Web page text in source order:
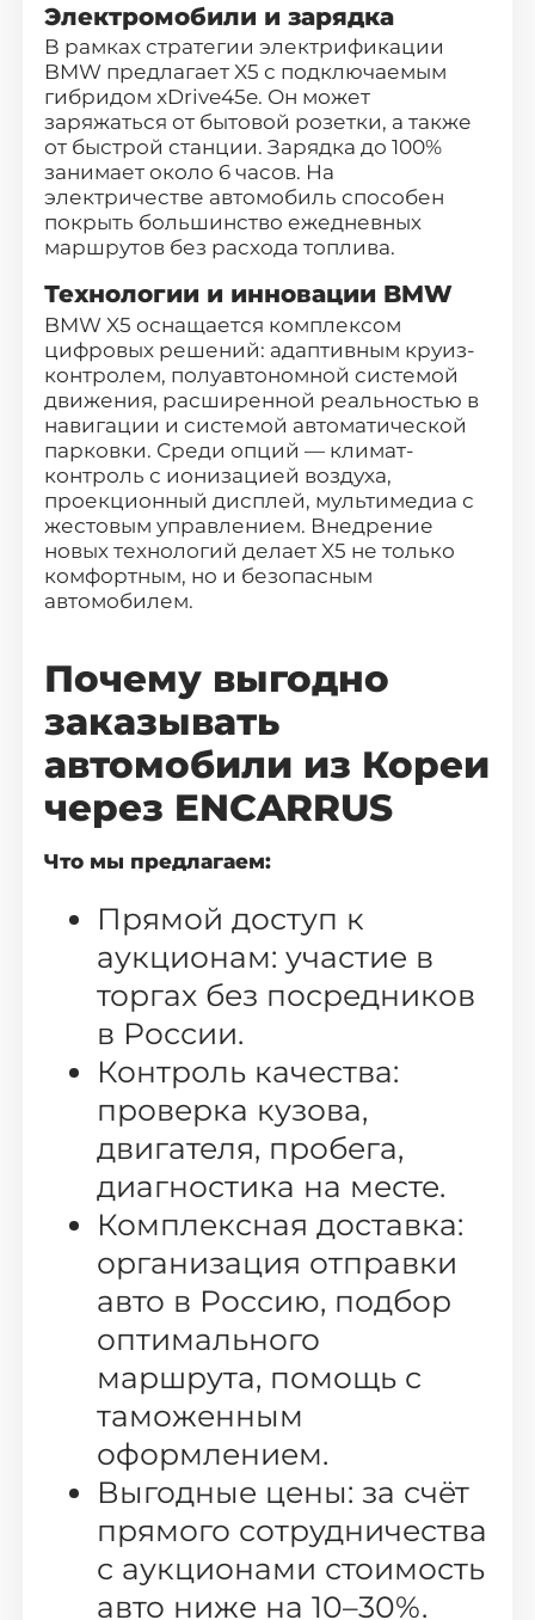
Электромобили и зарядка
В рамках стратегии электрификации
BMW предлагает X5 с подключаемым
гибридом xDrive45e. Он может
заряжаться от бытовой розетки, а также
от быстрой станции. Зарядка до 100%
занимает около 6 часов. На
электричестве автомобиль способен
покрыть большинство ежедневных
маршрутов без расхода топлива.
Технологии и инновации BMW
BMW X5 оснащается комплексом
цифровых решений: адаптивным круиз-
контролем, полуавтономной системой
движения, расширенной реальностью в
навигации и системой автоматической
парковки. Среди опций — климат-
контроль с ионизацией воздуха,
проекционный дисплей, мультимедиа с
жестовым управлением. Внедрение
новых технологий делает X5 не только
комфортным, но и безопасным
автомобилем.
Почему выгодно
заказывать
автомобили из Кореи
через ENCARRUS
Что мы предлагаем:
Прямой доступ к
аукционам: участие в
торгах без посредников
в России.
Контроль качества:
проверка кузова,
двигателя, пробега,
диагностика на месте.
Комплексная доставка:
организация отправки
авто в Россию, подбор
оптимального
маршрута, помощь с
таможенным
оформлением.
Выгодные цены: за счёт
прямого сотрудничества
с аукционами стоимость
авто ниже на 10–30%.